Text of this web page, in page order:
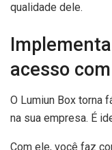
qualidade dele.
acesso
O Lumiun Box torna
na sua empresa. É
Com ele, você faz